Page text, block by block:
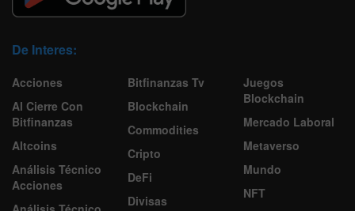
De Interes:
Acciones
Al Cierre Con
Bitfinanzas
Altcoins
Análisis Técnico
Acciones
Bitfinanzas Tv
Blockchain
Commodities
Cripto
DeFi
Divisas
Juegos
Blockchain
Mercado Laboral
Metaverso
Mundo
NFT